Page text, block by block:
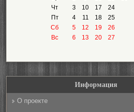
Чт
Пт
Сб
Вс
3
10 17
24
4
11 18
25
5
12 19
26
6
13 20 27
Информация
О проекте